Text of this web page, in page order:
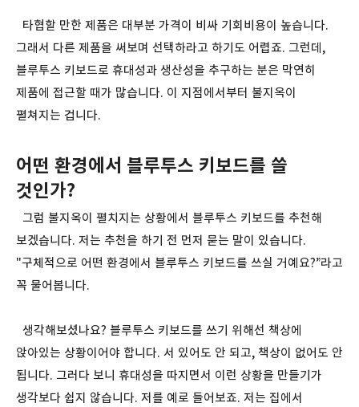
타협할 만한 제품은 대부분 가격이 비싸 기회비용이 높습니다.
그래서 다른 제품을 써보며 선택하라고 하기도 어렵죠. 그런데,
블루투스 키보드로 휴대성과 생산성을 추구하는 분은 막연히
제품에 접근할 때가 많습니다. 이 지점에서부터 불지옥이
펼쳐지는 겁니다.
어떤 환경에서 블루투스 키보드를 쓸
것인가?
그럼 불지옥이 펼치지는 상황에서 블루투스 키보드를 추천해
보겠습니다. 저는 추천을 하기 전 먼저 묻는 말이 있습니다.
"구체적으로 어떤 환경에서 블루투스 키보드를 쓰실 거예요?”라고
꼭 물어봅니다.
생각해보셨나요? 블루투스 키보드를 쓰기 위해선 책상에
앉아있는 상황이어야 합니다. 서 있어도 안 되고, 책상이 없어도 안
됩니다. 그러다 보니 휴대성을 따지면서 이런 상황을 만들기가
생각보다 쉽지 않습니다. 저를 예로 들어보죠. 저는 집에서